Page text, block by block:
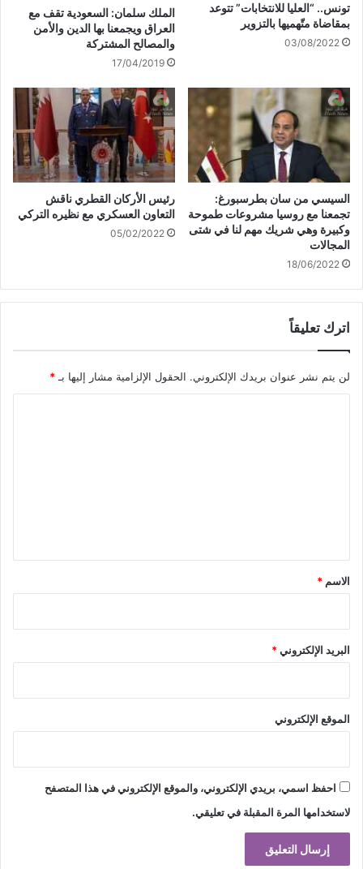
تونس.. “العليا للانتخابات” تتوعد
بمقاضاة متّهميها بالتزوير
03/08/2022
الملك سلمان: السعودية تقف مع
العراق ويجمعنا بها الدين والأمن
والمصالح المشتركة
17/04/2019
السيسي من سان بطرسبورغ:
تجمعنا مع روسيا مشروعات طموحة
وكبيرة وهي شريك مهم لنا في شتى
المجالات
18/06/2022
رئيس الأركان القطري ناقش
التعاون العسكري مع نظيره التركي
05/02/2022
اترك تعليقاً
لن يتم نشر عنوان بريدك الإلكتروني. الحقول الإلزامية مشار إليها بـ*
*
الاسم *
البريد الإلكتروني*
الموقع الإلكتروني
احفظ اسمي، بريدي الإلكتروني، والموقع الإلكتروني في هذا المتصفح
لاستخدامها المرة المقبلة في تعليقي.